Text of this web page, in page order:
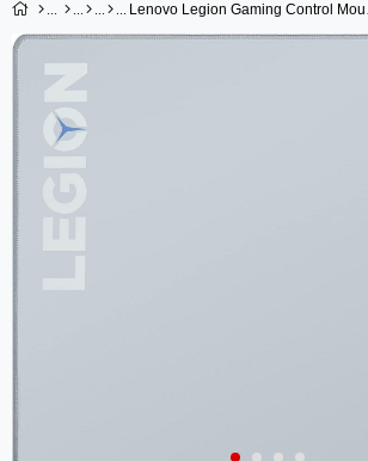
Üye Ol Facebook